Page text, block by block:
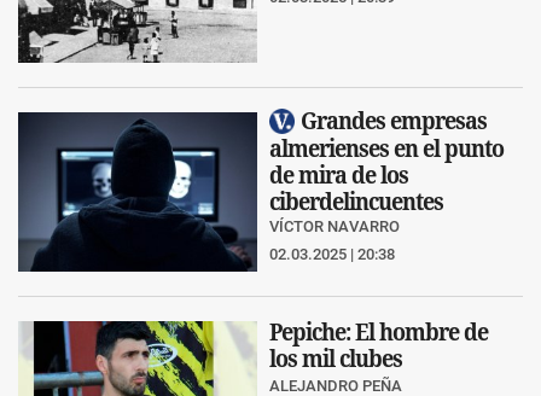
Grandes empresas
almerienses en el punto
de mira de los
ciberdelincuentes
VÍCTOR NAVARRO
02.03.2025 | 20:38
Pepiche: El hombre de
los mil clubes
ALEJANDRO PEÑA